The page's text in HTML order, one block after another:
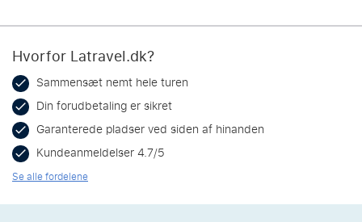
Hvorfor Latravel.dk?
Sammensæt nemt hele turen
Din forudbetaling er sikret
Garanterede pladser ved siden af hinanden
Kundeanmeldelser 4.7/5
Se alle fordelene